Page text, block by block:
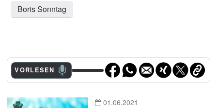
Boris Sonntag
VORLESEN
01.06.2021